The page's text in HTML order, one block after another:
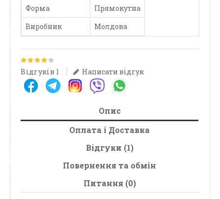
Форма
Прямокутна
Виробник
Молдова
Відгуків 1 Написати відгук
Опис
Оплата і Доставка
Відгуки (1)
Повернення та обмін
Питання (0)